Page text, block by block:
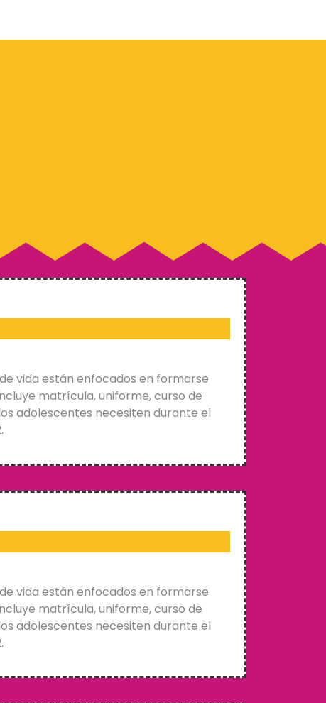
vida están enfocados en formarse
matrícula, uniforme, curso de
adolescentes necesiten durante el
vida están enfocados en formarse
matrícula, uniforme, curso de
adolescentes necesiten durante el